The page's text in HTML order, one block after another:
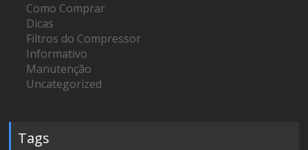
Como Comprar
Dicas
Filtros do Compressor
Informativo
Manutenção
Uncategorized
Tags